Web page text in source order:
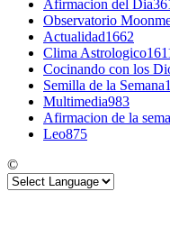
Afirmacion del Dia
Observatorio
Actualidad1662
Clima Astrologico
Cocinando con los
Semilla de la Semana
Multimedia983
Afirmacion de la
Leo875
©